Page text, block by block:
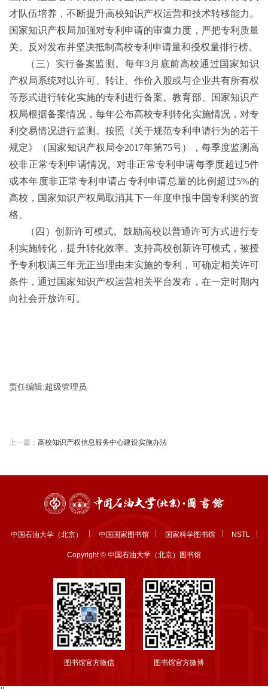
才队伍培养，不断提升高校知识产权运营和技术转移能力。
国家知识产权局加强对专利申请的审查力度，严把专利质量
关。反对发布并坚决抵制高校专利申请量和授权量排行榜。
（三）实行备案监测。每年3 月底前高校通过国家知识
产权局系统对以许可、转让、作价入股或与企业共有所有权
等形式进行转化实施的专利进行备案。教育部、国家知识产
权局根据备案情况，每年公布高校专利转化实施情况，对专
利交易情况进行监测。按照《关于规范专利申请行为的若干
规定》（国家知识产权局令2017年第75号），每季度监测高
校非正常专利申请情况。对非正常专利申请每季度超过5件
或本年度非正常专利申请占专利申请总量的比例超过5%的
高校，国家知识产权局取消其下一年度申报中国专利奖的资
格。
（四）创新许可模式。鼓励高校以普通许可方式进行专
利实施转化，提升转化效率。支持高校创新许可模式，被授
予专利权满三年无正当理由未实施的专利，可确定相关许可
条件，通过国家知识产权运营相关平台发布，在一定时期内
向社会开放许可。
责任编辑:超级管理员
上一篇： 高校知识产权信息服务中心建设实施办法
中国石油大学（北京） 中国国家图书馆 国家科学图书馆 NSTL
Copyright © 中国石油大学（北京）图书馆
图书馆官方微信 图书馆官方微博